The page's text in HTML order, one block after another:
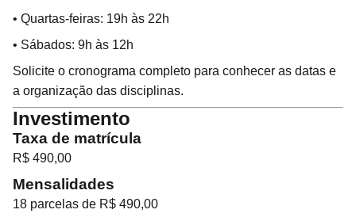
• Quartas-feiras: 19h às 22h
• Sábados: 9h às 12h
Solicite o cronograma completo para conhecer as datas e
a organização das disciplinas.
Investimento
Taxa de matrícula
R$ 490,00
Mensalidades
18 parcelas de R$ 490,00